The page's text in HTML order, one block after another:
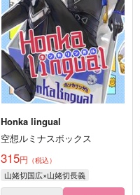
Honka lingual
空想ルミナスボックス
315円 （税込）
山姥切国広×山姥切長義